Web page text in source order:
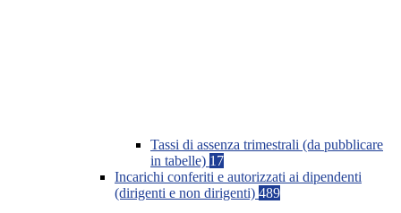
Tassi di assenza trimestrali (da pubblicare
in tabelle) 17
Incarichi conferiti e autorizzati ai dipendenti
(dirigenti e non dirigenti) 489